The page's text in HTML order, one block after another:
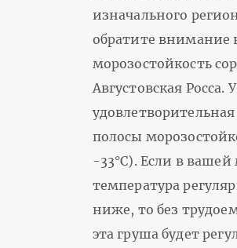
изначального
обратите внимание
морозостойкость
Августовская Росса.
полосы
-33°С). Если в вашей
температура
ниже, то без
эта груша будет